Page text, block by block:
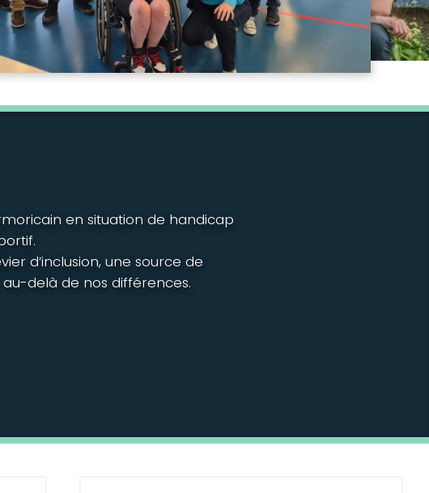
en situation de handicap
d’inclusion, une source de
delà de nos différences.